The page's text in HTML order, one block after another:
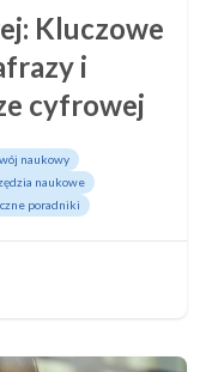
Kluczowe
i
cyfrowej
naukowy
naukowe
poradniki